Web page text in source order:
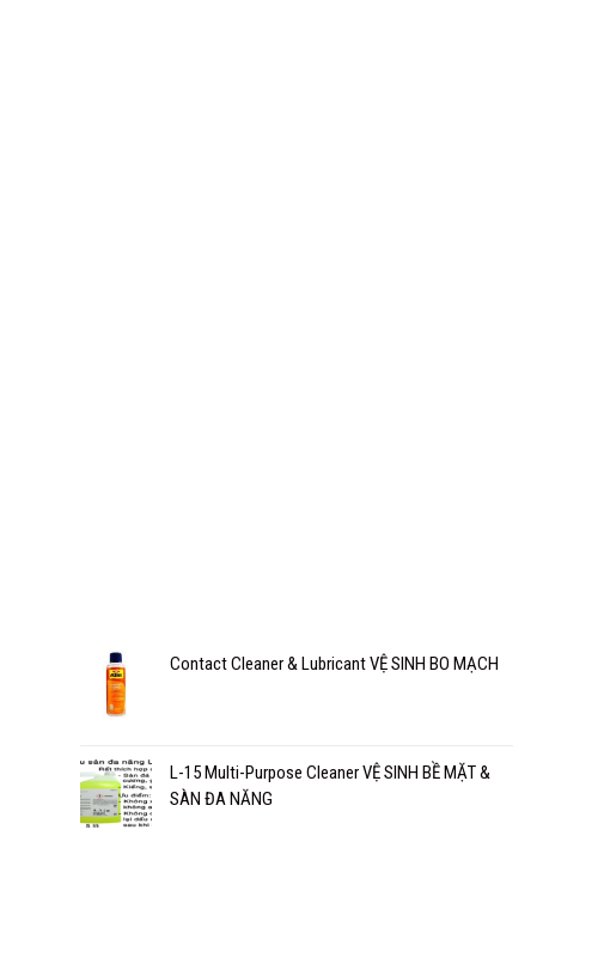
Contact Cleaner & Lubricant VỆ SINH BO MẠCH
L-15 Multi-Purpose Cleaner VỆ SINH BỀ MẶT &
SÀN ĐA NĂNG